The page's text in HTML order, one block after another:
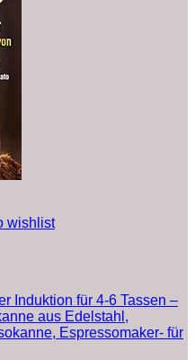
wishlist
Induktion für 4-6 Tassen –
aus Edelstahl,
Espressomaker- für